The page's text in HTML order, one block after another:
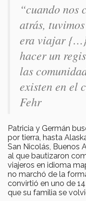
“cuando nos
atrás,
era viajar
hacer un
las
existen en el
Fehr
Patricia y Germán
por tierra, hasta
San Nicolás, Buenos
al que bautizaron
viajeros en idioma
no marchó de la
convirtió en uno de
que su familia se